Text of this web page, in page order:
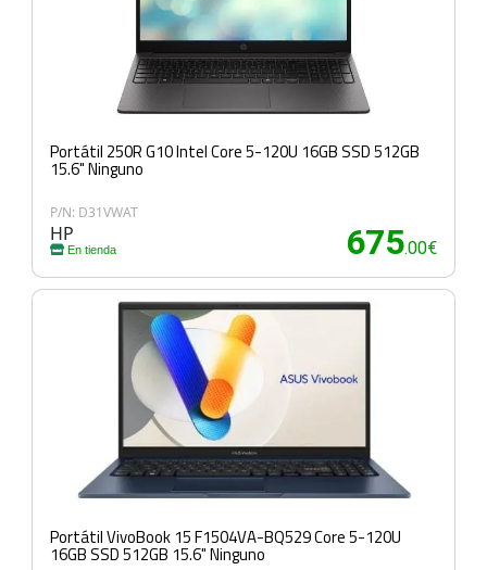
Portátil 250R G10 Intel Core 5-120U 16GB SSD 512GB
15.6" Ninguno
P/N: D31VWAT
HP
En tienda 675.00€
Portátil VivoBook 15 F1504VA-BQ529 Core 5-120U
16GB SSD 512GB 15.6" Ninguno